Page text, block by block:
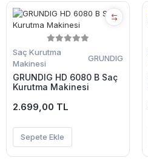
Saç Kurutma
Makinesi
GRUNDIG
GRUNDIG HD 6080 B Saç
Kurutma Makinesi
2.699,00 TL
Sepete Ekle